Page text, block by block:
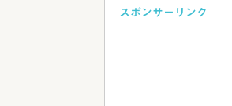
スポンサーリンク